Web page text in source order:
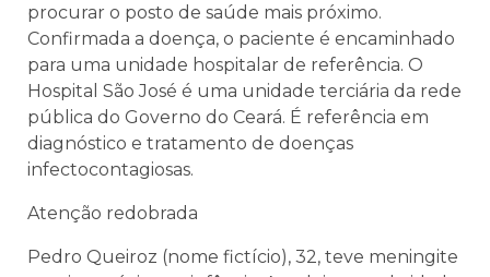
procurar o posto de saúde mais próximo.
Confirmada a doença, o paciente é encaminhado
para uma unidade hospitalar de referência. O
Hospital São José é uma unidade terciária da rede
pública do Governo do Ceará. É referência em
diagnóstico e tratamento de doenças
infectocontagiosas.
Atenção redobrada
Pedro Queiroz (nome fictício), 32, teve meningite